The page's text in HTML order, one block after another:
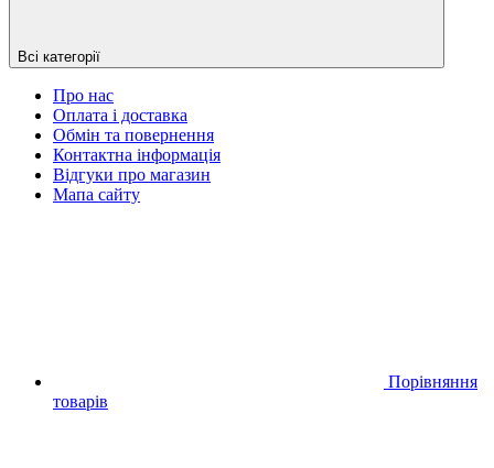
Всі категорії
Про нас
Оплата і доставка
Обмін та повернення
Контактна інформація
Відгуки про магазин
Мапа сайту
Порівняння
товарів